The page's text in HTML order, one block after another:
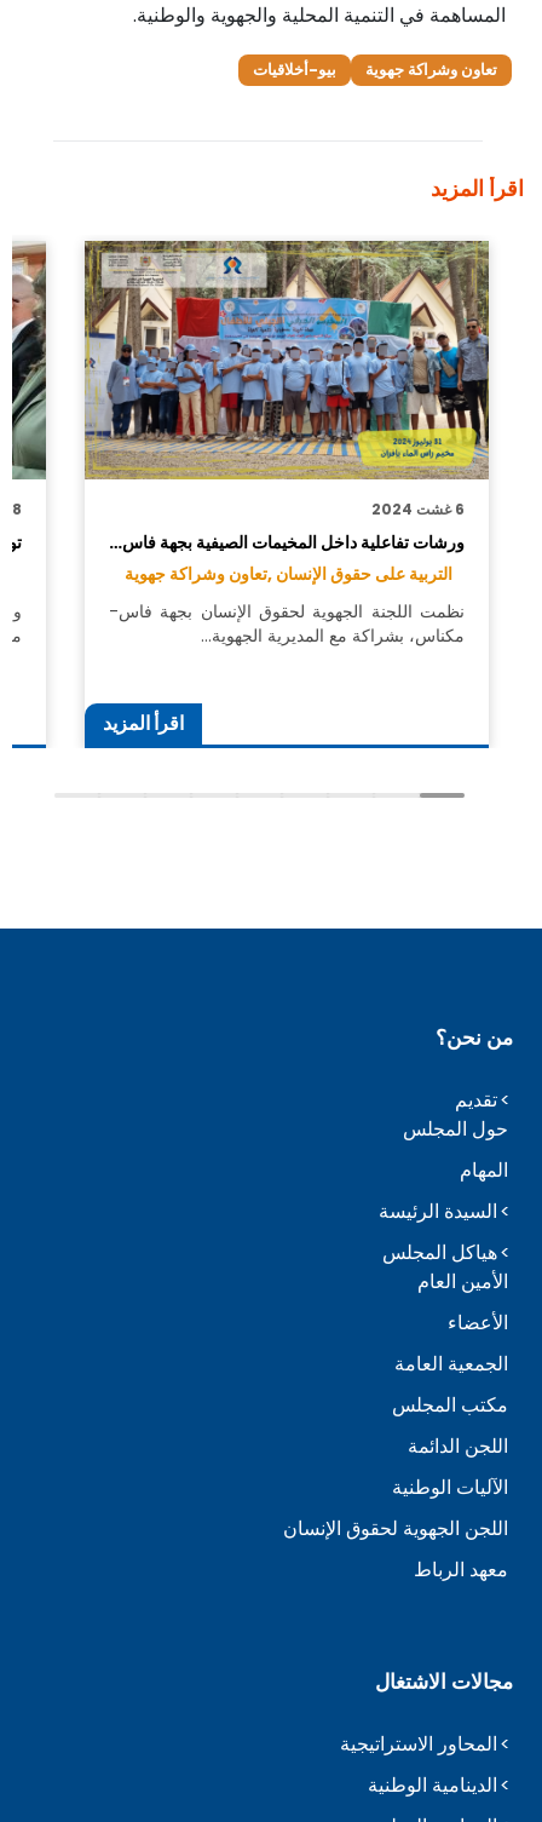
المساهمة في التنمية المحلية والجهوية والوطنية.
تعاون وشراكة جهوية بيو-أخلاقيات
اقرأ المزيد
6 غشت 2024
ورشات تفاعلية داخل المخيمات الصيفية بجهة فاس…
التربية على حقوق الإنسان ,تعاون وشراكة جهوية
نظمت اللجنة الجهوية لحقوق الإنسان بجهة فاس-
مكناس، بشراكة مع المديرية الجهوية…
اقرأ المزيد
28 يونيو 2024
من نحن؟
تقديم
حول المجلس
المهام
السيدة الرئيسة
هياكل المجلس
الأمين العام
الأعضاء
الجمعية العامة
مكتب المجلس
اللجن الدائمة
الآليات الوطنية
اللجن الجهوية لحقوق الإنسان
معهد الرباط
مجالات الاشتغال
المحاور الاستراتيجية
الدينامية الوطنية